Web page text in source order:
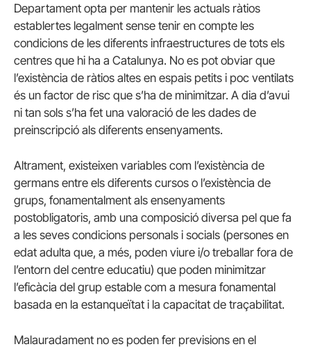
Departament opta per mantenir les actuals ràtios
establertes legalment sense tenir en compte les
condicions de les diferents infraestructures de tots els
centres que hi ha a Catalunya. No es pot obviar que
l’existència de ràtios altes en espais petits i poc ventilats
és un factor de risc que s’ha de minimitzar. A dia d’avui
ni tan sols s’ha fet una valoració de les dades de
preinscripció als diferents ensenyaments.
Altrament, existeixen variables com l’existència de
germans entre els diferents cursos o l’existència de
grups, fonamentalment als ensenyaments
postobligatoris, amb una composició diversa pel que fa
a les seves condicions personals i socials (persones en
edat adulta que, a més, poden viure i/o treballar fora de
l’entorn del centre educatiu) que poden minimitzar
l’eficàcia del grup estable com a mesura fonamental
basada en la estanqueïtat i la capacitat de traçabilitat.
Malauradament no es poden fer previsions en el